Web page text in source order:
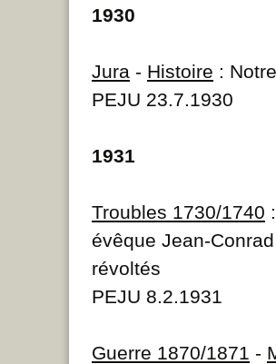
1930
Jura - Histoire :
PEJU 23.7.1930
1931
Troubles 1730/1740
évêque Jean-
révoltés
PEJU 8.2.1931
Guerre 1870/1871 -